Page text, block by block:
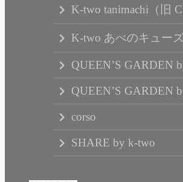
K-two tanimachi（旧
K-two あべのキュー
QUEEN’S GARDEN
QUEEN’S GARDEN
corso
SHARE by k-two